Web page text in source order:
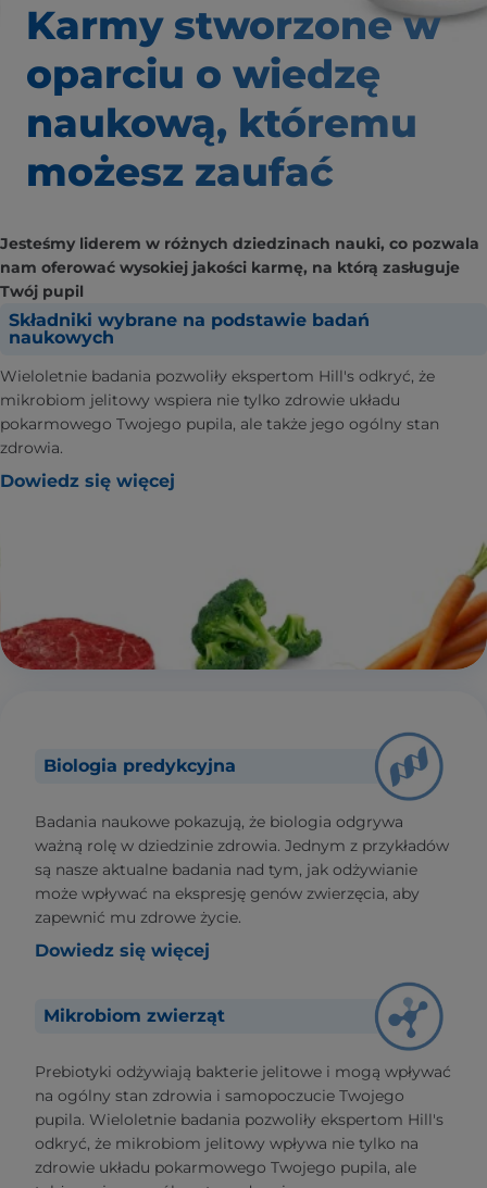
Karmy stworzone w
oparciu o wiedzę
naukową, któremu
możesz zaufać
Jesteśmy liderem w różnych dziedzinach nauki, co pozwala
nam oferować wysokiej jakości karmę, na którą zasługuje
Twój pupil
Składniki wybrane na podstawie badań
naukowych
Wieloletnie badania pozwoliły ekspertom Hill's odkryć, że
mikrobiom jelitowy wspiera nie tylko zdrowie układu
pokarmowego Twojego pupila, ale także jego ogólny stan
zdrowia.
Dowiedz się więcej
Biologia predykcyjna
Badania naukowe pokazują, że biologia odgrywa
ważną rolę w dziedzinie zdrowia. Jednym z przykładów
są nasze aktualne badania nad tym, jak odżywianie
może wpływać na ekspresję genów zwierzęcia, aby
zapewnić mu zdrowe życie.
Dowiedz się więcej
Mikrobiom zwierząt
Prebiotyki odżywiają bakterie jelitowe i mogą wpływać
na ogólny stan zdrowia i samopoczucie Twojego
pupila. Wieloletnie badania pozwoliły ekspertom Hill's
odkryć, że mikrobiom jelitowy wpływa nie tylko na
zdrowie układu pokarmowego Twojego pupila, ale